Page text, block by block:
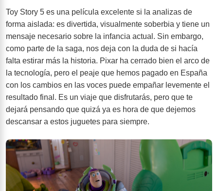
Toy Story 5 es una película excelente si la analizas de
forma aislada: es divertida, visualmente soberbia y tiene un
mensaje necesario sobre la infancia actual. Sin embargo,
como parte de la saga, nos deja con la duda de si hacía
falta estirar más la historia. Pixar ha cerrado bien el arco de
la tecnología, pero el peaje que hemos pagado en España
con los cambios en las voces puede empañar levemente el
resultado final. Es un viaje que disfrutarás, pero que te
dejará pensando que quizá ya es hora de que dejemos
descansar a estos juguetes para siempre.